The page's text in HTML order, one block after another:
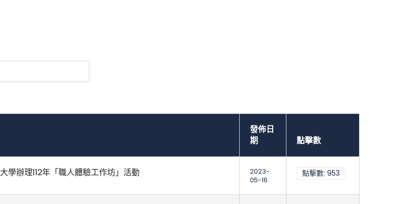
發佈日
期
點擊數
學辦理112年「職人體驗工作坊」活動
2023-
05-16
點擊數: 953